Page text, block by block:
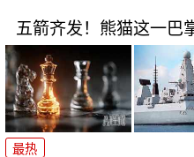
五箭齐发！熊猫这一巴
最热